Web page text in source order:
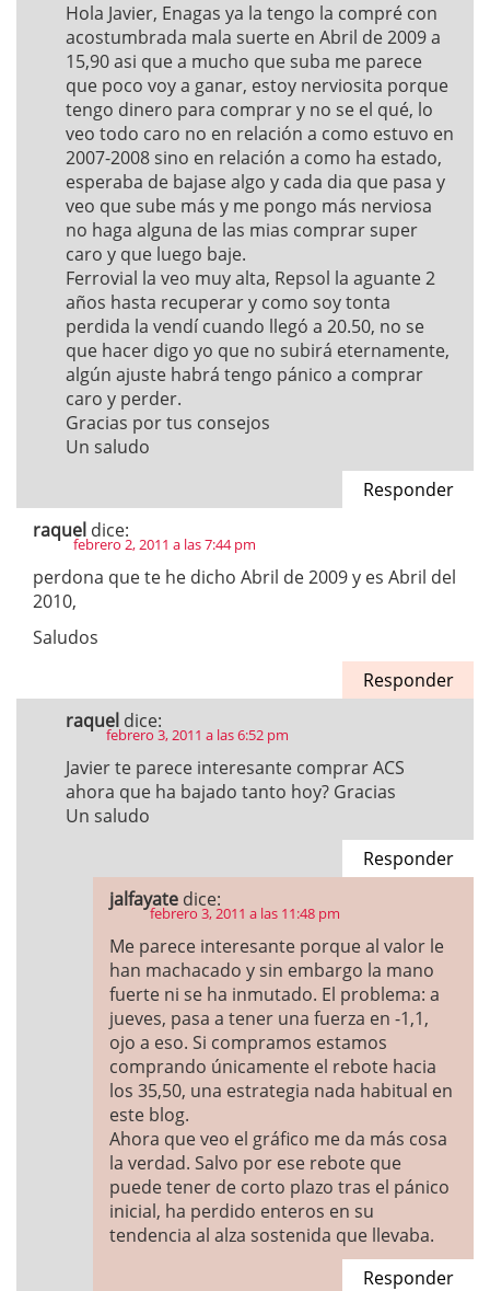
Hola Javier, Enagas ya la tengo la compré con
acostumbrada mala suerte en Abril de 2009 a
15,90 asi que a mucho que suba me parece
que poco voy a ganar, estoy nerviosita porque
tengo dinero para comprar y no se el qué, lo
veo todo caro no en relación a como estuvo en
2007-2008 sino en relación a como ha estado,
esperaba de bajase algo y cada dia que pasa y
veo que sube más y me pongo más nerviosa
no haga alguna de las mias comprar super
caro y que luego baje.
Ferrovial la veo muy alta, Repsol la aguante 2
años hasta recuperar y como soy tonta
perdida la vendí cuando llegó a 20.50, no se
que hacer digo yo que no subirá eternamente,
algún ajuste habrá tengo pánico a comprar
caro y perder.
Gracias por tus consejos
Un saludo
Responder
raquel dice:
febrero 2, 2011 a las 7:44 pm
perdona que te he dicho Abril de 2009 y es Abril del
2010,
Saludos
Responder
raquel dice:
febrero 3, 2011 a las 6:52 pm
Javier te parece interesante comprar ACS
ahora que ha bajado tanto hoy? Gracias
Un saludo
Responder
jalfayate dice:
febrero 3, 2011 a las 11:48 pm
Me parece interesante porque al valor le
han machacado y sin embargo la mano
fuerte ni se ha inmutado. El problema: a
jueves, pasa a tener una fuerza en -1,1,
ojo a eso. Si compramos estamos
comprando únicamente el rebote hacia
los 35,50, una estrategia nada habitual en
este blog.
Ahora que veo el gráfico me da más cosa
la verdad. Salvo por ese rebote que
puede tener de corto plazo tras el pánico
inicial, ha perdido enteros en su
tendencia al alza sostenida que llevaba.
Responder